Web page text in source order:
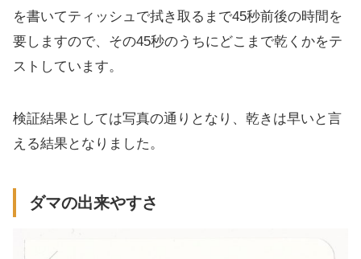
を書いてティッシュで拭き取るまで45秒前後の時間を
要しますので、その45秒のうちにどこまで乾くかをテ
ストしています。
検証結果としては写真の通りとなり、乾きは早いと言
える結果となりました。
ダマの出来やすさ